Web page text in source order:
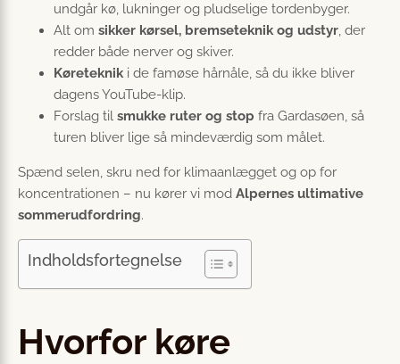
undgår kø, lukninger og pludselige tordenbyger.
Alt om sikker kørsel, bremseteknik og udstyr, der
redder både nerver og skiver.
Køretekniki de famøse hårnåle, så du ikke bliver
dagens YouTube-klip.
Forslag til smukke ruter og stop fra Gardasøen, så
turen bliver lige så mindeværdig som målet.
Spænd selen, skru ned for klimaanlægget og op for
koncentrationen – nu kører vi mod Alpernes ultimative
sommerudfordring.
Indholdsfortegnelse
Hvorfor køre